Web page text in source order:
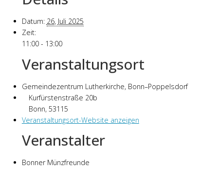
Datum: 26, Juli 2025
Zeit:
11:00 - 13:00
Veranstaltungsort
Gemeindezentrum Lutherkirche, Bonn–Poppelsdorf
Kurfürstenstraße 20b
Bonn, 53115
Veranstaltungsort-Website anzeigen
Veranstalter
Bonner Münzfreunde